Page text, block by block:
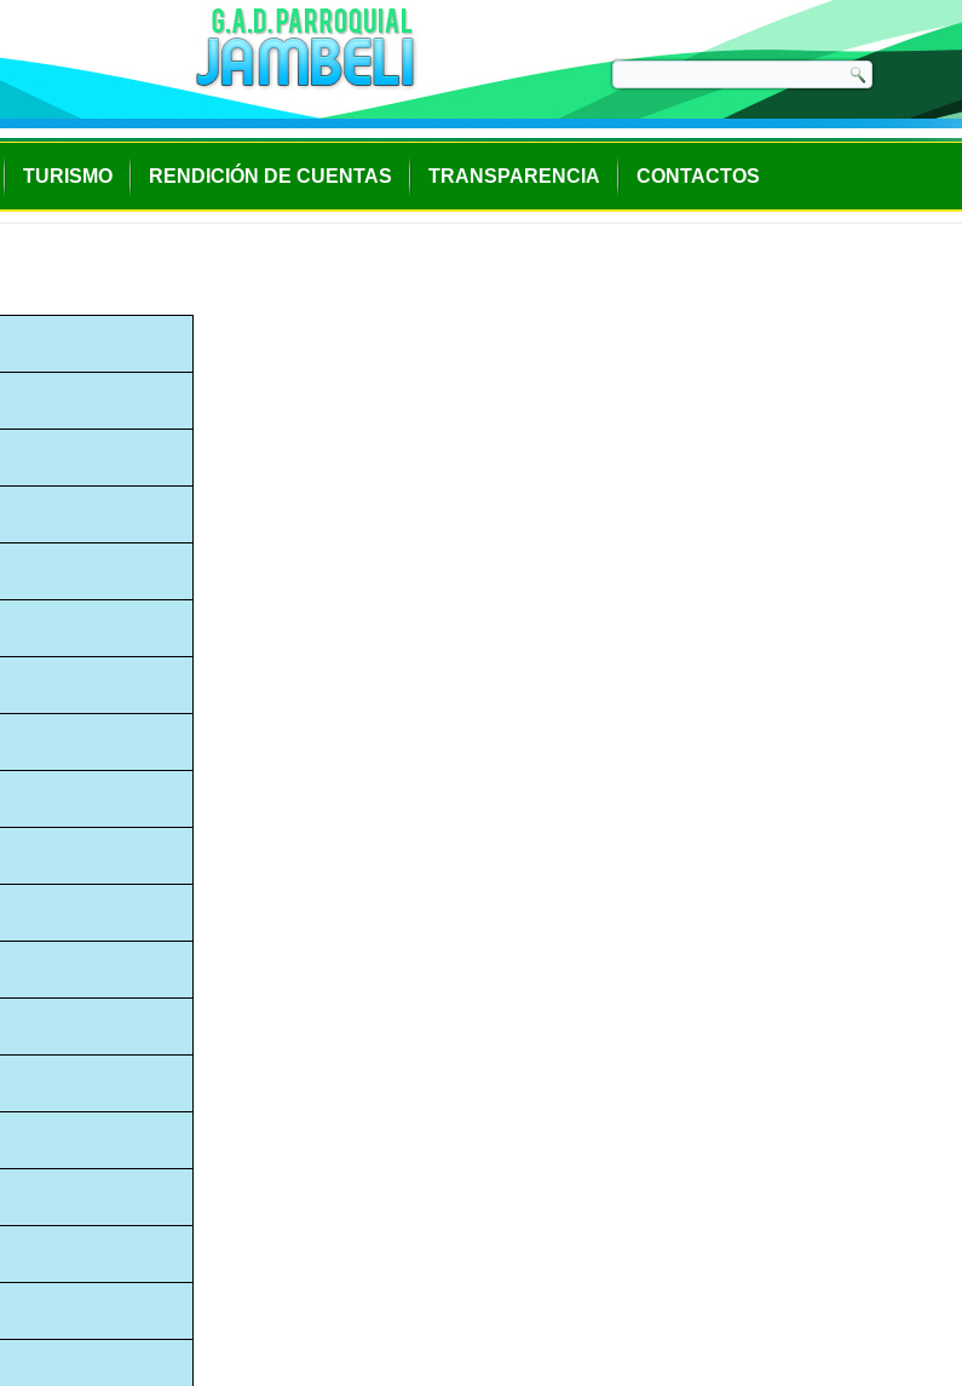
TURISMO RENDICIÓN DE CUENTAS TRANSPARENCIA CONTACTOS